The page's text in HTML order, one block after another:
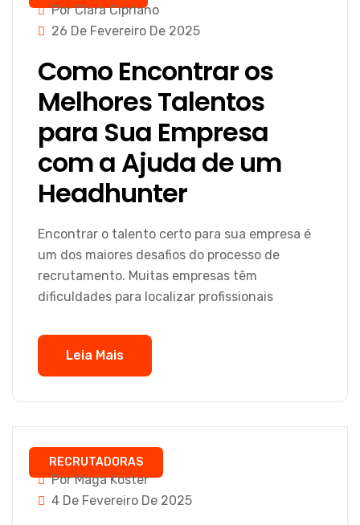
Por Clara Cipriano
26 De Fevereiro De 2025
Como Encontrar os
Melhores Talentos
para Sua Empresa
com a Ajuda de um
Headhunter
Encontrar o talento certo para sua empresa é
um dos maiores desafios do processo de
recrutamento. Muitas empresas têm
dificuldades para localizar profissionais
Leia Mais
RECRUTADORAS
Por Magá Koster
4 De Fevereiro De 2025